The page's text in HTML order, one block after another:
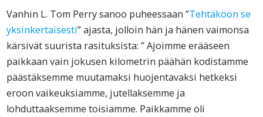
Vanhin L. Tom Perry sanoo puheessaan ”Tehtäköön se
yksinkertaisesti” ajasta, jolloin hän ja hänen vaimonsa
kärsivät suurista rasituksista: ” Ajoimme erääseen
paikkaan vain jokusen kilometrin päähän kodistamme
päästäksemme muutamaksi huojentavaksi hetkeksi
eroon vaikeuksiamme, jutellaksemme ja
lohduttaaksemme toisiamme. Paikkamme oli